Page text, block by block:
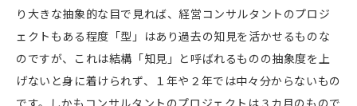
り大きな抽象的な目で見れば、経営コンサルタントのプロジ
ェクトもある程度「型」はあり過去の知見を活かせるものな
のですが、これは結構「知見」と呼ばれるものの抽象度を上
げないと身に着けられず、１年や２年では中々分からないもの
です。しかもコンサルタントのプロジェクトは３カ月のもので